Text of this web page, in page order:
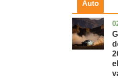
Auto